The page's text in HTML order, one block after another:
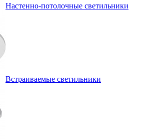
Настенно-потолочные светильники
Встраиваемые светильники